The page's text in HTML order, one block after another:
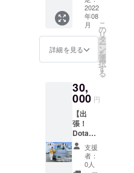
してま
す！ ＊
天候等
り、お
届け時
容が変
更する
可能性
があり
ます。
＊画像
はイ
メージ
です。
バッグ
₍巾着な
し） 定
￥10,00
0- ＊
ジで
す。 ＊
予定の
サイズ
は
40cm×
50cm×
15cmで
す。(多
羽立ち
しずら
い。と
いう特
徴があ
持ち運
びにも
便利で
す。 長
く使っ
ていた
だける
よう丈
夫な自
れた絵
など、
どんな
もので
も対応
す！ (い
た画像
や写真
に、デ
ザイ
ン、
布、糸
はこち
らで決
社名、
メッ
セージ
などを
書い
た”木
部にさ
せてい
ただき
ます。
・店舗
の外
枠、内
装に使
用する
2022
年08
月
詳細を見る
こ
の
リ
タ
ー
ン
を
選
択
す
る
30,
000 円
【出
張！
Dotanb
a農園】
あなた
の街や
支援
者：
0人